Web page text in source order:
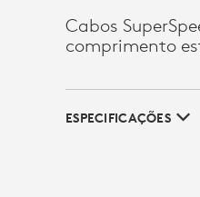
Cabos
comprimento
ESPECIFICAÇÕES